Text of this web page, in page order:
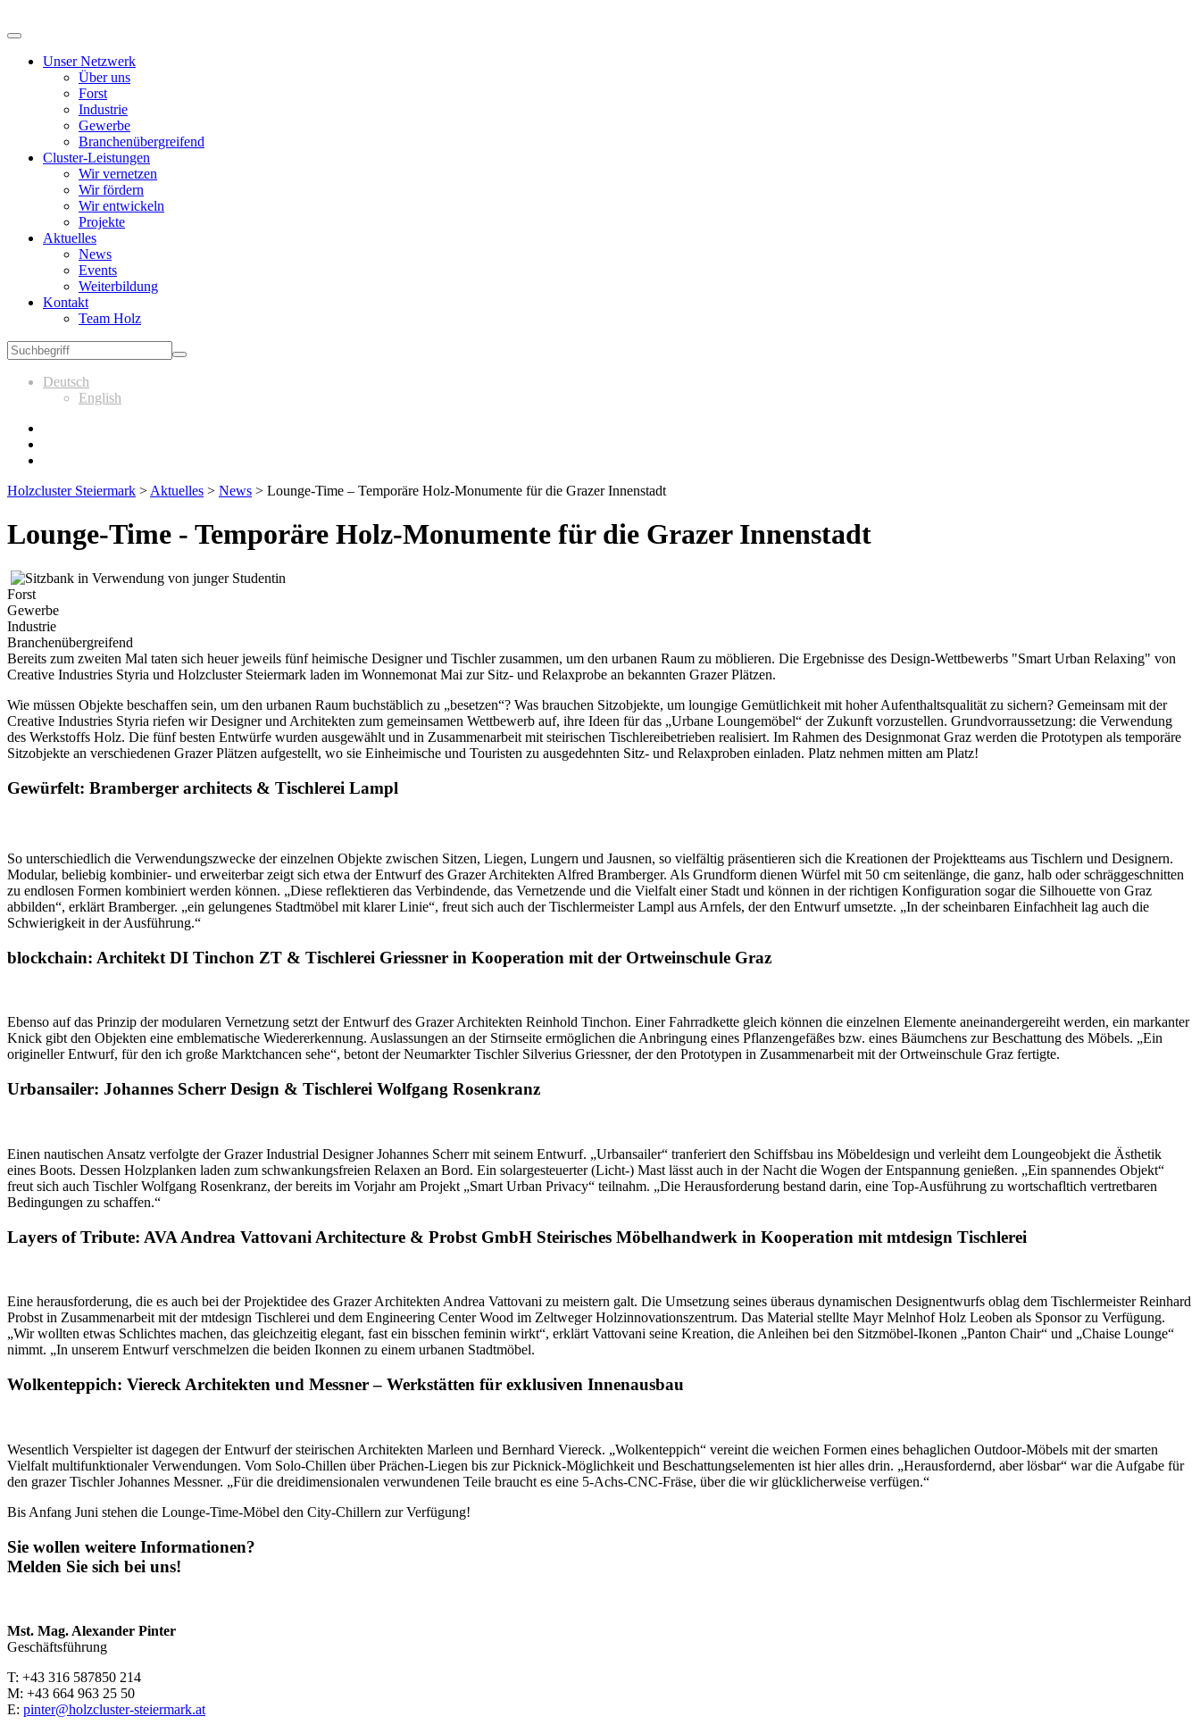
Unser Netzwerk
Über uns
Forst
Industrie
Gewerbe
Branchenübergreifend
Cluster-Leistungen
Wir vernetzen
Wir fördern
Wir entwickeln
Projekte
Aktuelles
News
Events
Weiterbildung
Kontakt
Team Holz
Deutsch
English
Holzcluster Steiermark > Aktuelles > News > Lounge-Time – Temporäre Holz-Monumente für die Grazer Innenstadt
Lounge-Time - Temporäre Holz-Monumente für die Grazer Innenstadt
Forst
Gewerbe
Industrie
Branchenübergreifend
Bereits zum zweiten Mal taten sich heuer jeweils fünf heimische Designer und Tischler zusammen, um den urbanen Raum zu möblieren. Die Ergebnisse des Design-Wettbewerbs "Smart Urban Relaxing" von
Creative Industries Styria und Holzcluster Steiermark laden im Wonnemonat Mai zur Sitz- und Relaxprobe an bekannten Grazer Plätzen.
Wie müssen Objekte beschaffen sein, um den urbanen Raum buchstäblich zu „besetzen“? Was brauchen Sitzobjekte, um loungige Gemütlichkeit mit hoher Aufenthaltsqualität zu sichern? Gemeinsam mit der
Creative Industries Styria riefen wir Designer und Architekten zum gemeinsamen Wettbewerb auf, ihre Ideen für das „Urbane Loungemöbel“ der Zukunft vorzustellen. Grundvorraussetzung: die Verwendung
des Werkstoffs Holz. Die fünf besten Entwürfe wurden ausgewählt und in Zusammenarbeit mit steirischen Tischlereibetrieben realisiert. Im Rahmen des Designmonat Graz werden die Prototypen als temporäre
Sitzobjekte an verschiedenen Grazer Plätzen aufgestellt, wo sie Einheimische und Touristen zu ausgedehnten Sitz- und Relaxproben einladen. Platz nehmen mitten am Platz!
Gewürfelt: Bramberger architects & Tischlerei Lampl
So unterschiedlich die Verwendungszwecke der einzelnen Objekte zwischen Sitzen, Liegen, Lungern und Jausnen, so vielfältig präsentieren sich die Kreationen der Projektteams aus Tischlern und Designern.
Modular, beliebig kombinier- und erweiterbar zeigt sich etwa der Entwurf des Grazer Architekten Alfred Bramberger. Als Grundform dienen Würfel mit 50 cm seitenlänge, die ganz, halb oder schräggeschnitten
zu endlosen Formen kombiniert werden können. „Diese reflektieren das Verbindende, das Vernetzende und die Vielfalt einer Stadt und können in der richtigen Konfiguration sogar die Silhouette von Graz
abbilden“, erklärt Bramberger. „ein gelungenes Stadtmöbel mit klarer Linie“, freut sich auch der Tischlermeister Lampl aus Arnfels, der den Entwurf umsetzte. „In der scheinbaren Einfachheit lag auch die
Schwierigkeit in der Ausführung.“
blockchain: Architekt DI Tinchon ZT & Tischlerei Griessner in Kooperation mit der Ortweinschule Graz
Ebenso auf das Prinzip der modularen Vernetzung setzt der Entwurf des Grazer Architekten Reinhold Tinchon. Einer Fahrradkette gleich können die einzelnen Elemente aneinandergereiht werden, ein markanter
Knick gibt den Objekten eine emblematische Wiedererkennung. Auslassungen an der Stirnseite ermöglichen die Anbringung eines Pflanzengefäßes bzw. eines Bäumchens zur Beschattung des Möbels. „Ein
origineller Entwurf, für den ich große Marktchancen sehe“, betont der Neumarkter Tischler Silverius Griessner, der den Prototypen in Zusammenarbeit mit der Ortweinschule Graz fertigte.
Urbansailer: Johannes Scherr Design & Tischlerei Wolfgang Rosenkranz
Einen nautischen Ansatz verfolgte der Grazer Industrial Designer Johannes Scherr mit seinem Entwurf. „Urbansailer“ tranferiert den Schiffsbau ins Möbeldesign und verleiht dem Loungeobjekt die Ästhetik
eines Boots. Dessen Holzplanken laden zum schwankungsfreien Relaxen an Bord. Ein solargesteuerter (Licht-) Mast lässt auch in der Nacht die Wogen der Entspannung genießen. „Ein spannendes Objekt“
freut sich auch Tischler Wolfgang Rosenkranz, der bereits im Vorjahr am Projekt „Smart Urban Privacy“ teilnahm. „Die Herausforderung bestand darin, eine Top-Ausführung zu wortschafltich vertretbaren
Bedingungen zu schaffen.“
Layers of Tribute: AVA Andrea Vattovani Architecture & Probst GmbH Steirisches Möbelhandwerk in Kooperation mit mtdesign Tischlerei
Eine herausforderung, die es auch bei der Projektidee des Grazer Architekten Andrea Vattovani zu meistern galt. Die Umsetzung seines überaus dynamischen Designentwurfs oblag dem Tischlermeister Reinhard
Probst in Zusammenarbeit mit der mtdesign Tischlerei und dem Engineering Center Wood im Zeltweger Holzinnovationszentrum. Das Material stellte Mayr Melnhof Holz Leoben als Sponsor zu Verfügung.
„Wir wollten etwas Schlichtes machen, das gleichzeitig elegant, fast ein bisschen feminin wirkt“, erklärt Vattovani seine Kreation, die Anleihen bei den Sitzmöbel-Ikonen „Panton Chair“ und „Chaise Lounge“
nimmt. „In unserem Entwurf verschmelzen die beiden Ikonnen zu einem urbanen Stadtmöbel.
Wolkenteppich: Viereck Architekten und Messner – Werkstätten für exklusiven Innenausbau
Wesentlich Verspielter ist dagegen der Entwurf der steirischen Architekten Marleen und Bernhard Viereck. „Wolkenteppich“ vereint die weichen Formen eines behaglichen Outdoor-Möbels mit der smarten
Vielfalt multifunktionaler Verwendungen. Vom Solo-Chillen über Prächen-Liegen bis zur Picknick-Möglichkeit und Beschattungselementen ist hier alles drin. „Herausfordernd, aber lösbar“ war die Aufgabe für
den grazer Tischler Johannes Messner. „Für die dreidimensionalen verwundenen Teile braucht es eine 5-Achs-CNC-Fräse, über die wir glücklicherweise verfügen.“
Bis Anfang Juni stehen die Lounge-Time-Möbel den City-Chillern zur Verfügung!
Sie wollen weitere Informationen?
Melden Sie sich bei uns!
Mst. Mag. Alexander Pinter
Geschäftsführung
T: +43 316 587850 214
M: +43 664 963 25 50
E: pinter@holzcluster-steiermark.at